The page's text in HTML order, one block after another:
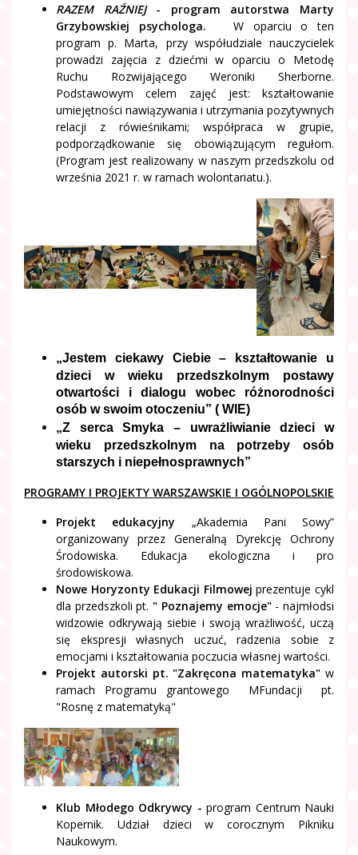
RAZEM RAŹNIEJ - program autorstwa Marty
Grzybowskiej psychologa.W oparciu o ten
program p. Marta, przy współudziale nauczycielek
prowadzi zajęcia z dziećmi w oparciu o Metodę
Ruchu Rozwijającego Weroniki Sherborne.
Podstawowym celem zajęć jest: kształtowanie
umiejętności nawiązywania i utrzymania pozytywnych
relacji z rówieśnikami; współpraca w grupie,
podporządkowanie się obowiązującym regułom.
(Program jest realizowany w naszym przedszkolu od
września 2021 r. w ramach wolontariatu.).
„Jestem ciekawy Ciebie – kształtowanie u
dzieci w wieku przedszkolnym postawy
otwartości i dialogu wobec różnorodności
osób w swoim otoczeniu” ( WIE)
„Z serca Smyka – uwrażliwianie dzieci w
wieku przedszkolnym na potrzeby osób
starszych i niepełnosprawnych”
PROGRAMY I PROJEKTY WARSZAWSKIE I OGÓLNOPOLSKIE
Projekt edukacyjny „Akademia Pani Sowy”
organizowany przez Generalną Dyrekcję Ochrony
Środowiska. Edukacja ekologiczna i pro
środowiskowa.
Nowe Horyzonty Edukacji Filmowej prezentuje cykl
dla przedszkoli pt. " Poznajemy emocje"- najmłodsi
widzowie odkrywają siebie i swoją wrażliwość, uczą
się ekspresji własnych uczuć, radzenia sobie z
emocjami i kształtowania poczucia własnej wartości.
Projekt autorski pt. "Zakręcona matematyka" w
ramach Programu grantowego MFundacji pt.
"Rosnę z matematyką"
Klub Młodego Odkrywcy - program Centrum Nauki
Kopernik. Udział dzieci w corocznym Pikniku
Naukowym.